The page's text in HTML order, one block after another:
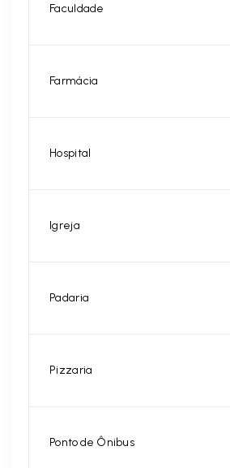
Faculdade
Farmácia
Hospital
Igreja
Padaria
Pizzaria
Ponto de Ônibus